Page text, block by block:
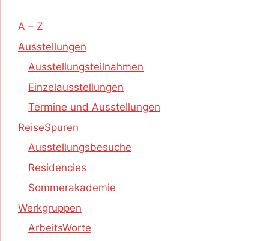
A – Z
Ausstellungen
Ausstellungsteilnahmen
Einzelausstellungen
Termine und Ausstellungen
ReiseSpuren
Ausstellungsbesuche
Residencies
Sommerakademie
Werkgruppen
ArbeitsWorte